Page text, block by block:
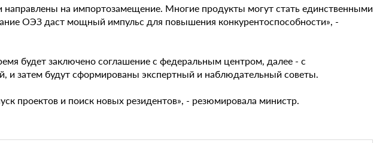
направлены на импортозамещение. Многие продукты могут стать единственными
ОЭЗ даст мощный импульс для повышения конкурентоспособности», -
будет заключено соглашение с федеральным центром, далее - с
и затем будут сформированы экспертный и наблюдательный советы.
проектов и поиск новых резидентов», - резюмировала министр.